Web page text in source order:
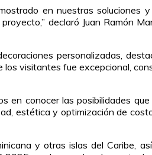
en nuestras soluciones
declaró Juan Ramón
personalizadas,
visitantes fue excepcional,
en conocer las posibilidades
estética y optimización de
y otras islas del Caribe,